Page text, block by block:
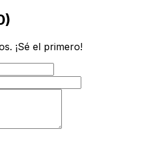
)
¡Sé el primero!